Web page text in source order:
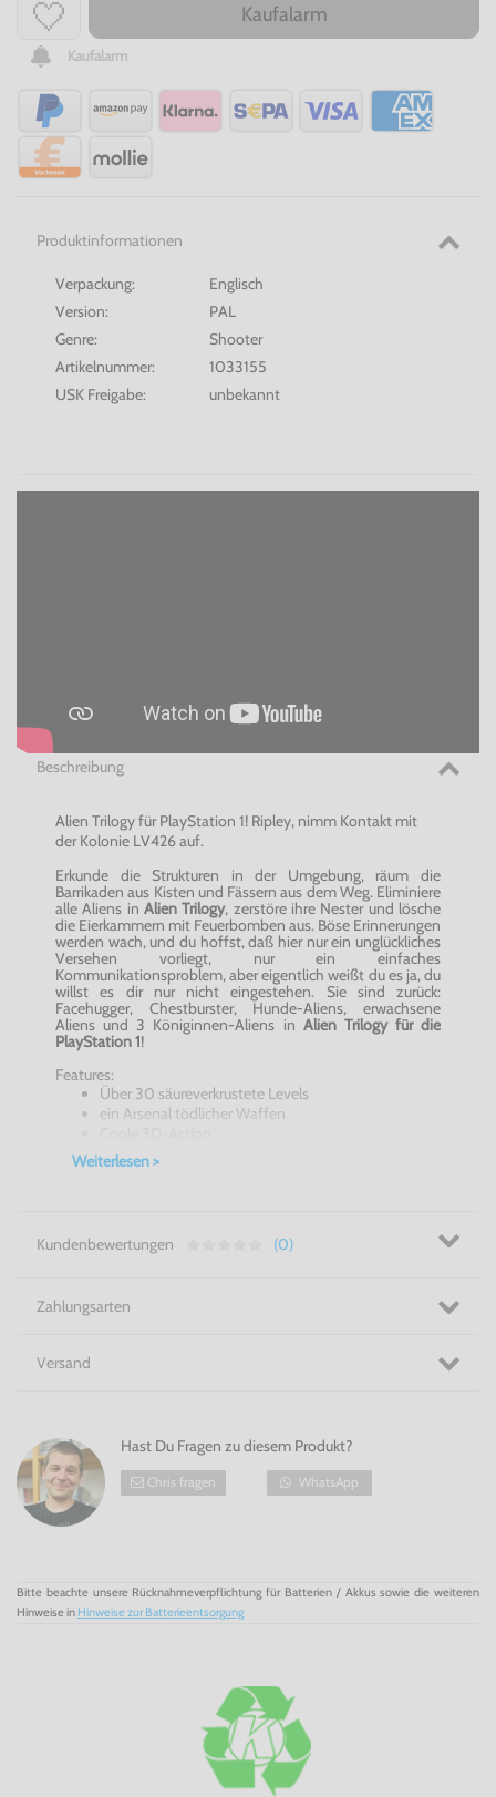
Kaufalarm
Kaufalarm
Produktinformationen
Verpackung:
Englisch
Version:
PAL
Genre:
Shooter
Artikelnummer:
1033155
USK Freigabe:
unbekannt
Beschreibung
Alien Trilogyfür PlayStation 1! Ripley, nimm Kontakt mit
der Kolonie LV426 auf.
Erkunde die Strukturen in der Umgebung, räum die
Barrikaden aus Kisten und Fässern aus dem Weg. Eliminiere
alle Aliens in Alien Trilogy, zerstöre ihre Nester und lösche
die Eierkammern mit Feuerbomben aus. Böse Erinnerungen
werden wach, und du hoffst, daß hier nur ein unglückliches
Versehen vorliegt, nur ein einfaches
Kommunikationsproblem, aber eigentlich weißt du es ja, du
willst es dir nur nicht eingestehen. Sie sind zurück:
Facehugger, Chestburster, Hunde-Aliens, erwachsene
Aliens und 3 Königinnen-Aliens in Alien Trilogy für die
PlayStation 1!
Features:
Über 30 säureverkrustete Levels
ein Arsenal tödlicher Waffen
Weiterlesen >
Kundenbewertungen (0)
Zahlungsarten
Versand
Hast Du Fragen zu diesem Produkt?
Chris fragen WhatsApp
Bitte beachte unsere Rücknahmeverpflichtung für Batterien / Akkus sowie die weiteren
Hinweise in Hinweise zur Batterieentsorgung